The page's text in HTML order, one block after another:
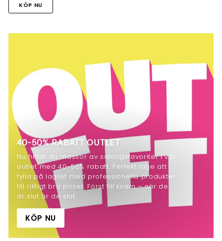
KÖP NU
40-50% RABATT OUTLET
Nu hittar du massor av salongsfavoriter i vår
outlet med 40–50% rabatt. Perfekt läge att
fylla på lagret med professionella produkter
till riktigt bra priser. Först till kvarn – när de
är slut är de slut.
KÖP NU